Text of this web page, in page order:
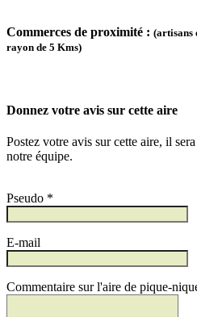
Commerces de proximité : (artisans
rayon de 5 Kms)
Donnez votre avis sur cette aire
Postez votre avis sur cette aire, il
notre équipe.
Pseudo *
E-mail
Commentaire sur l'aire de pique-